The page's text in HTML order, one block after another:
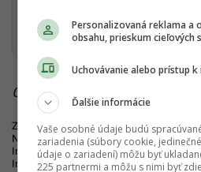
Pridať ako
Čítaj viac z kategórie:
Zdroje:Instagram/rastoiliev ,Instagram/
Nový Čas,YouTube,Instagram/
Instagram/krestanske_spolocenstvo,
Instagram/burgertownsk,Pre srdce,One
Personalizovaná reklama a
obsahu, prieskum cieľových
Uchovávanie alebo prístup
Ďalšie informácie
Vaše osobné údaje budú
zariadenia (súbory cookie,
údaje o zariadení) môžu byť
225 partnermi a môžu s nimi byť